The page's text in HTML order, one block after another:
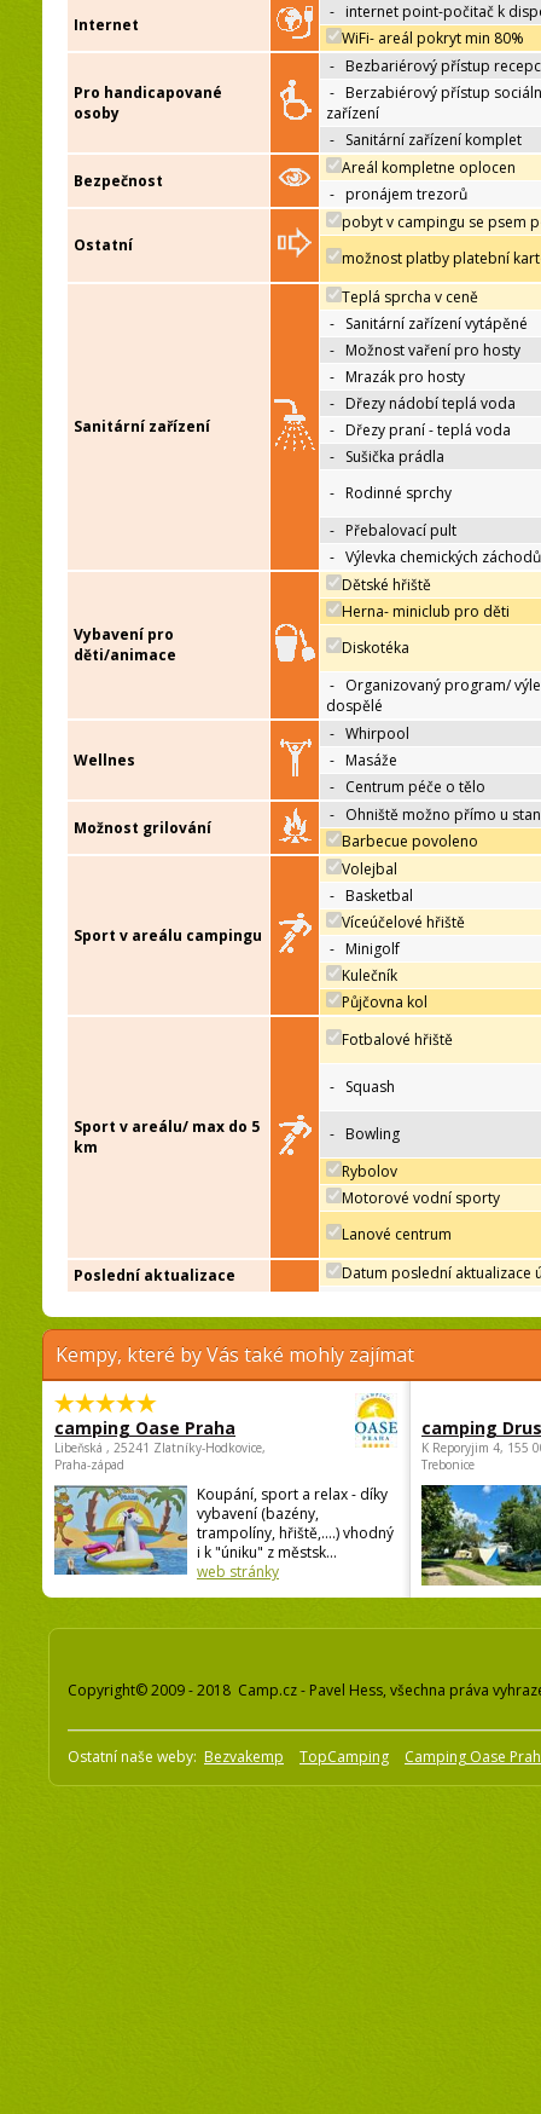
Internet
- internet point-počitač k
WiFi- areál pokryt min 80%
Pro handicapované
osoby
- Bezbariérový přístup
- Berzabiérový přístup
zařízení
- Sanitární zařízení komplet
Bezpečnost
Areál kompletne oplocen
- pronájem trezorů
Ostatní
pobyt v campingu se psem
možnost platby platební
Sanitární zařízení
Teplá sprcha v ceně
- Sanitární zařízení vytápěné
- Možnost vaření pro hosty
- Mrazák pro hosty
- Dřezy nádobí teplá voda
- Dřezy praní - teplá voda
- Sušička prádla
- Rodinné sprchy
- Přebalovací pult
- Výlevka chemických záchodů
Vybavení pro
děti/animace
Dětské hřiště
Herna- miniclub pro děti
Diskotéka
- Organizovaný program/
dospělé
Wellnes
- Whirpool
- Masáže
- Centrum péče o tělo
Možnost grilování
- Ohniště možno přímo u
Barbecue povoleno
Sport v areálu campingu
Volejbal
- Basketbal
Víceúčelové hřiště
- Minigolf
Kulečník
Půjčovna kol
Sport v areálu/ max do 5
km
Fotbalové hřiště
- Squash
- Bowling
Rybolov
Motorové vodní sporty
Lanové centrum
Poslední aktualizace
Datum poslední aktualizace
Kempy, které by Vás také mohly zajímat
camping Oase Praha
Libeňská , 25241 Zlatníky-Hodkovice,
Praha-západ
Koupání, sport a relax - díky
vybavení (bazény,
trampolíny, hřiště,....) vhodný
i k "úniku" z městsk...
web stránky
camping
K Reporyjim 4, 155
Trebonice
Copyright© 2009 - 2018 Camp.cz - Pavel Hess, všechna práva
Ostatní naše weby: Bezvakemp TopCamping Camping Oase